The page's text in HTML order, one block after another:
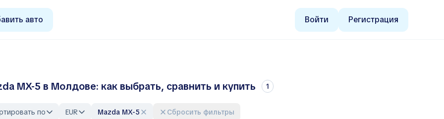
авто Войти Регистрация
MX-5 в Молдове: как выбрать, сравнить и купить 1
по EUR Mazda MX-5 Сбросить фильтры